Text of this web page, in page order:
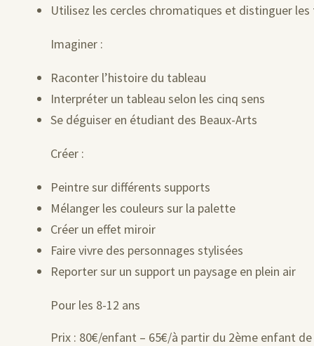
Utilisez les cercles chromatiques et distinguer
Imaginer :
Raconter l’histoire du tableau
Interpréter un tableau selon les cinq sens
Se déguiser en étudiant des Beaux-Arts
Créer :
Peintre sur différents supports
Mélanger les couleurs sur la palette
Créer un effet miroir
Faire vivre des personnages stylisées
Reporter sur un support un paysage en plein air
Pour les 8-12 ans
Prix : 80€/enfant – 65€/à partir du 2ème enfant